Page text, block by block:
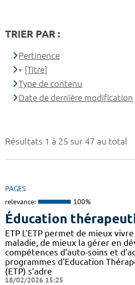
Résultats 1 à 25 sur 47 au total
PAGES
relevance: 100%
Éducation
ETP L'ETP permet de mieux
maladie, de mieux la gérer en
compétences d'auto-soins et
programmes d'Education
(ETP) s'adre
18/02/2026 15:25
TRIER PAR :
Pertinence
[Titre]
Type de contenu
Date de dernière modification